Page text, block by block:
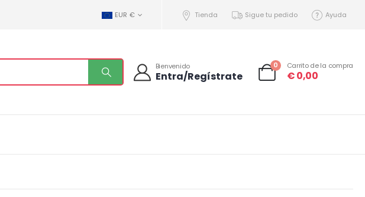
EUR € Tienda Sigue tu pedido Ayuda
Bienvenido
Entra/Regístrate
0 Carrito de la compra
€0,00